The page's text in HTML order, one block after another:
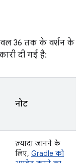
36 तक के वर्शन के
दी गई है:
नोट
ज़्यादा जानने के
लिए, Gradle को